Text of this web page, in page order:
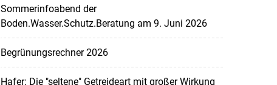
Sommerinfoabend der
Boden.Wasser.Schutz.Beratung am 9. Juni 2026
Begrünungsrechner 2026
Hafer: Die "seltene" Getreideart mit großer Wirkung